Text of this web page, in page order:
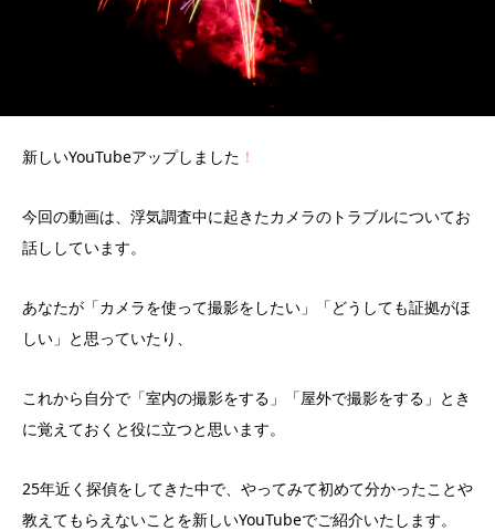
新しいYouTubeアップしました ！
今回の動画は、浮気調査中に起きたカメラのトラブルについてお
話ししています。
あなたが「カメラを使って撮影をしたい」「どうしても証拠がほ
しい」と思っていたり、
これから自分で「室内の撮影をする」「屋外で撮影をする」とき
に覚えておくと役に立つと思います。
25年近く探偵をしてきた中で、やってみて初めて分かったことや
教えてもらえないことを新しいYouTubeでご紹介いたします。